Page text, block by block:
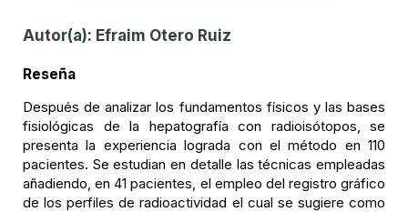
Autor(a): Efraim Otero Ruiz
Reseña
Después de analizar los fundamentos físicos y las bases
fisiológicas de la hepatografía con radioisótopos, se
presenta la experiencia lograda con el método en 110
pacientes. Se estudian en detalle las técnicas empleadas
añadiendo, en 41 pacientes, el empleo del registro gráfico
de los perfiles de radioactividad el cual se sugiere como